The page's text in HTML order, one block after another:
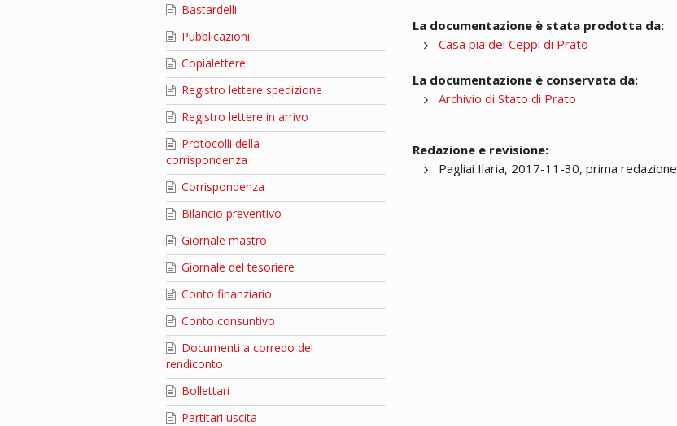
Bastardelli
Pubblicazioni
Copialettere
Registro lettere spedizione
Registro lettere in arrivo
Protocolli della
corrispondenza
Corrispondenza
Bilancio preventivo
Giornale mastro
Giornale del tesoriere
Conto finanziario
Conto consuntivo
Documenti a corredo del
rendiconto
Bollettari
Partitari uscita
La documentazione è stata prodotta da:
Casa pia dei Ceppi di Prato
La documentazione è conservata da:
Archivio di Stato di Prato
Redazione e revisione:
Pagliai Ilaria, 2017-11-30, prima redazione